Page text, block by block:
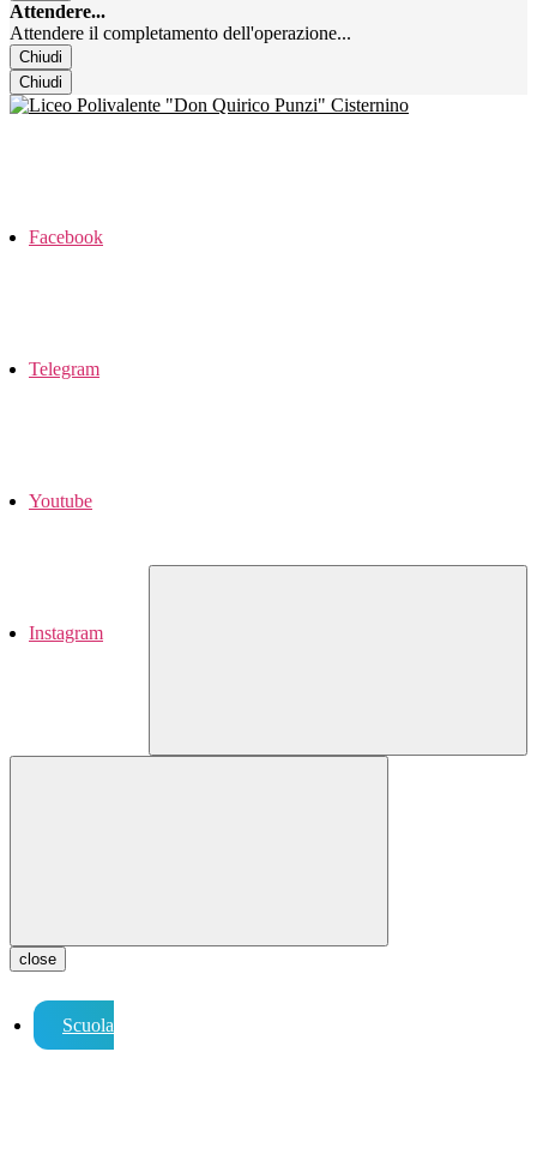
Attendere...
Attendere il completamento dell'operazione...
Chiudi
Chiudi
Facebook
Telegram
Youtube
Instagram
close
Scuola